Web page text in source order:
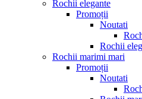
Rochii elegante
Promoții
Noutati
Rochii
Rochii marimi mari
Promoții
Noutati